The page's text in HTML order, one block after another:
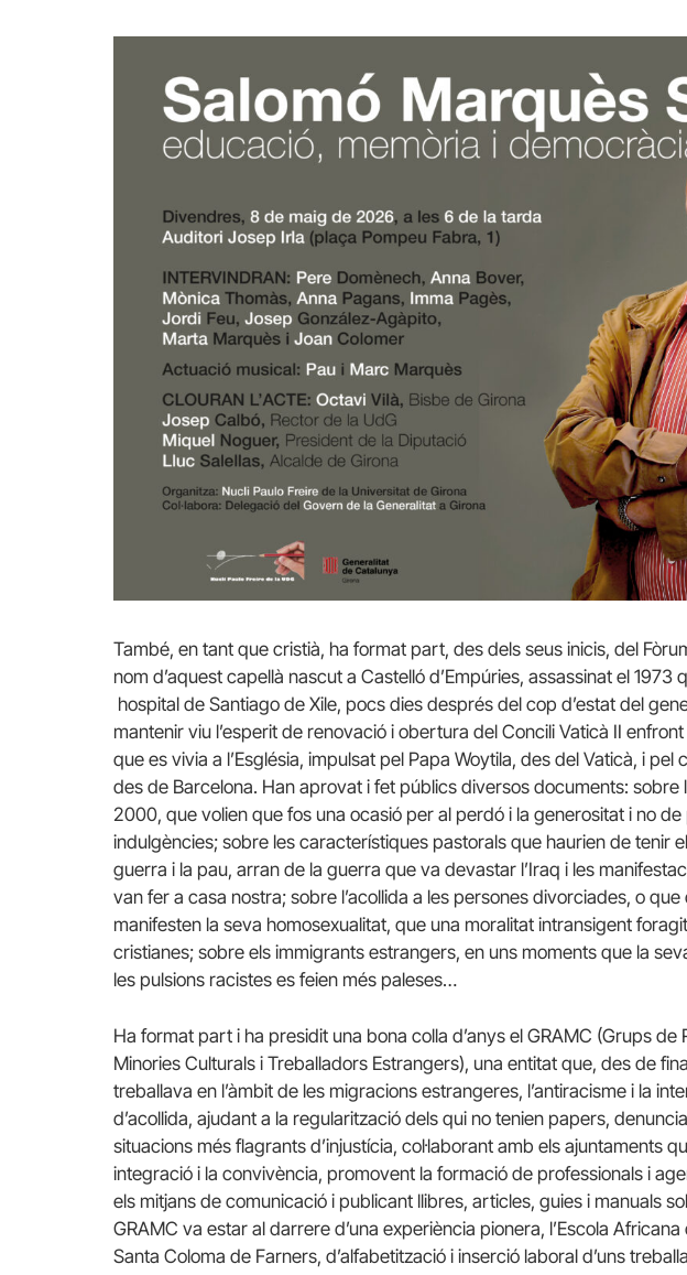
També, en tant que cristià, ha format part, des dels seus inicis, del
nom d’aquest capellà nascut a Castelló d’Empúries, assassinat el 1973
hospital de Santiago de Xile, pocs dies després del cop d’estat del
mantenir viu l’esperit de renovació i obertura del Concili Vaticà II
que es vivia a l’Església, impulsat pel Papa Woytila, des del Vaticà, i pel
des de Barcelona. Han aprovat i fet públics diversos documents: sobre
2000, que volien que fos una ocasió per al perdó i la generositat i no
indulgències; sobre les característiques pastorals que haurien de tenir
guerra i la pau, arran de la guerra que va devastar l’Iraq i les
van fer a casa nostra; sobre l’acollida a les persones divorciades, o
manifesten la seva homosexualitat, que una moralitat intransigent
cristianes; sobre els immigrants estrangers, en uns moments que la
les pulsions racistes es feien més paleses…
Ha format part i ha presidit una bona colla d’anys el GRAMC (Grups de
Minories Culturals i Treballadors Estrangers), una entitat que, des de
treballava en l’àmbit de les migracions estrangeres, l’antiracisme i la
d’acollida, ajudant a la regularització dels qui no tenien papers,
situacions més flagrants d’injustícia, col·laborant amb els ajuntaments
integració i la convivència, promovent la formació de professionals i
els mitjans de comunicació i publicant llibres, articles, guies i manuals
GRAMC va estar al darrere d’una experiència pionera, l’Escola Africana
Santa Coloma de Farners, d’alfabetització i inserció laboral d’uns